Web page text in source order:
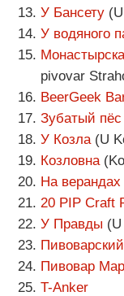
У Бансету
У водяного
pivovar
BeerGeek
Зубатый пёс
У Козла (U
Козловна
На верандах
20 PIP Craft
У Правды
Пивовар
T-Anker